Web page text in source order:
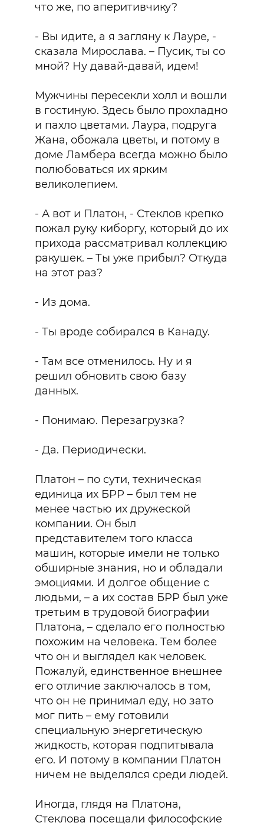
что же, по аперитивчику?
- Вы идите, а я загляну к Лауре, -
сказала Мирослава. – Пусик, ты со
мной? Ну давай-давай, идем!
Мужчины пересекли холл и вошли
в гостиную. Здесь было прохладно
и пахло цветами. Лаура, подруга
Жана, обожала цветы, и потому в
доме Ламбера всегда можно было
полюбоваться их ярким
великолепием.
- А вот и Платон, - Стеклов крепко
пожал руку киборгу, который до их
прихода рассматривал коллекцию
ракушек. – Ты уже прибыл? Откуда
на этот раз?
- Из дома.
- Ты вроде собирался в Канаду.
- Там все отменилось. Ну и я
решил обновить свою базу
данных.
- Понимаю. Перезагрузка?
- Да. Периодически.
Платон – по сути, техническая
единица их БРР – был тем не
менее частью их дружеской
компании. Он был
представителем того класса
машин, которые имели не только
обширные знания, но и обладали
эмоциями. И долгое общение с
людьми, – а их состав БРР был уже
третьим в трудовой биографии
Платона, – сделало его полностью
похожим на человека. Тем более
что он и выглядел как человек.
Пожалуй, единственное внешнее
его отличие заключалось в том,
что он не принимал еду, но зато
мог пить – ему готовили
специальную энергетическую
жидкость, которая подпитывала
его. И потому в компании Платон
ничем не выделялся среди людей.
Иногда, глядя на Платона,
Стеклова посещали философские